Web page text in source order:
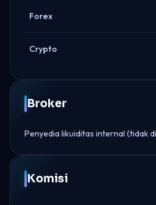
Forex
Crypto
Broker
Penyedia likuiditas internal (tidak
Komisi